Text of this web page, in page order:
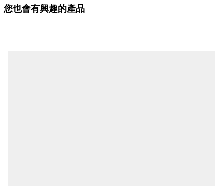
您也會有興趣的產品